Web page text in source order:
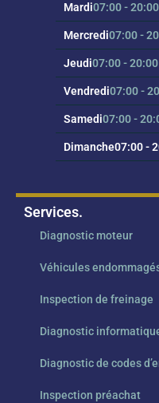
Mardi07:00 - 20:00
Mercredi07:00 -
Jeudi07:00 - 20:00
Vendredi07:00 -
Samedi07:00 -
Dimanche07:00 -
Services.
Diagnostic moteur
Véhicules
Inspection de freinage
Diagnostic
Diagnostic de codes
Inspection préachat